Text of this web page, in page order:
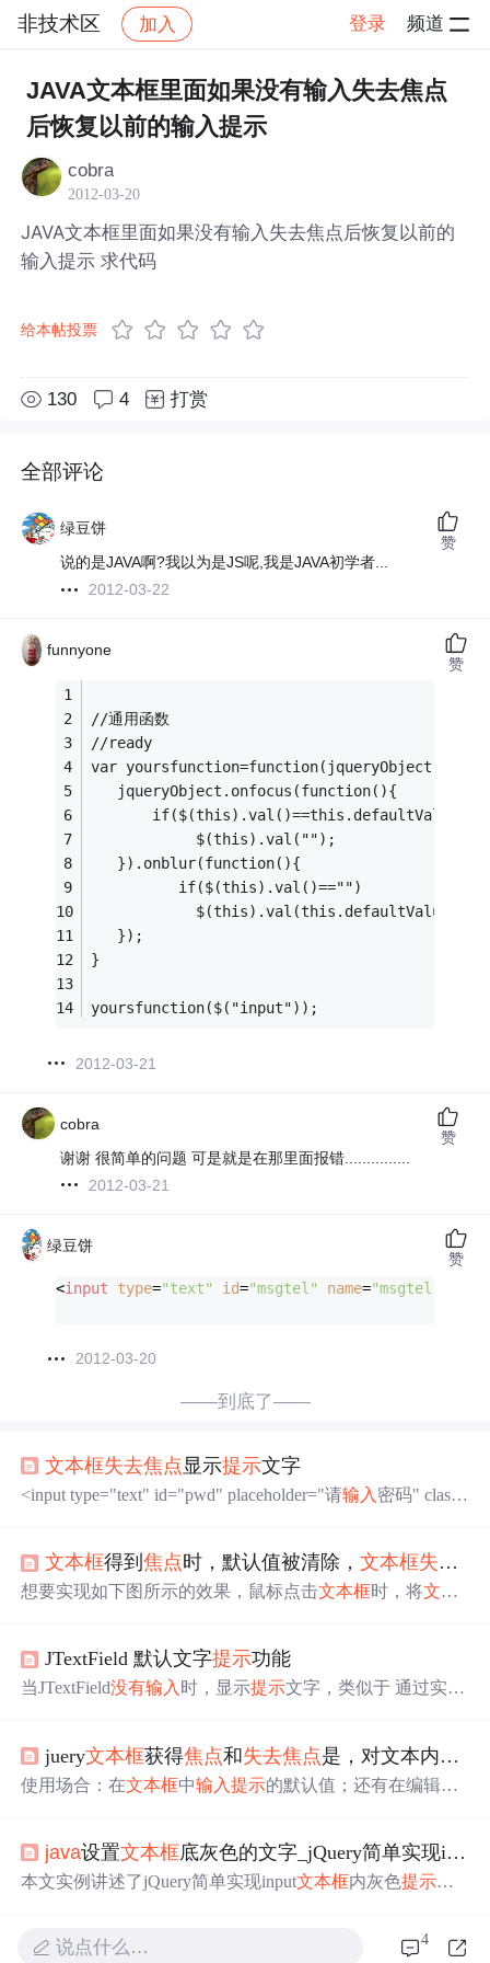
非技术区 加入 登录 频道
社区 非技术区 帖子详情
JAVA文本框里面如果没有输入失去焦点
后恢复以前的输入提示
cobra
2012-03-20
JAVA文本框里面如果没有输入失去焦点后恢复以前的
输入提示 求代码
给本帖投票
130 4 打赏
全部评论
绿豆饼
说的是JAVA啊?我以为是JS呢,我是JAVA初学者...
2012-03-22
赞
funnyone
//通用函数
//ready
var yoursfunction=function(jqueryObject){
   jqueryObject.onfocus(function(){
       if($(this).val()==this.defaultValue)
            $(this).val("");
   }).onblur(function(){
          if($(this).val()=="")
            $(this).val(this.defaultValue);
   });
}
yoursfunction($("input"));
2012-03-21
赞
cobra
谢谢 很简单的问题 可是就是在那里面报错...............
2012-03-21
赞
绿豆饼
<input type="text" id="msgtel" name="msgtel"
2012-03-20
赞
——到底了——
文本框失去焦点 显示提示文字
<input type="text" id="pwd" placeholder="请输入 密码" class
文本框得到焦点时，默认值被清除，文本框失去
想要实现如下图所示的效果，鼠标点击文本框时，将文本
geEncoding="UTF-8"%> <script type="text/
标点击搜索框时执行 fun...
JTextField 默认文字提示功能
当JTextField没有输入 时，显示提示文字，类似于 通过实现
tjava x.swing.JTextField; public class JTex
juery文本框获得焦点和失去焦点是，对文本内容的处理
使用场合：在文本框中输入提示的默认值；还有在编辑的
letype="text/css">2body3{4font:normal12px/17pxArial;5...
java设置文本框底灰色的文字_jQuery简单实现input
本文实例讲述了jQuery简单实现input文本框内灰色提示文
TextBox=$(this);var oldText=$.trim(objTextBox.val());objTextB
说点什么… 4